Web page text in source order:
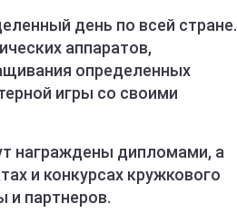
день по всей стране.
аппаратов,
определенных
игры со своими
награждены дипломами, а
и конкурсах кружкового
и партнеров.